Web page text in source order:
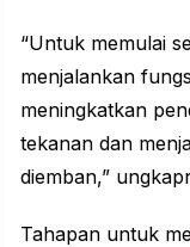
“Untuk memulai
menjalankan
meningkatkan
tekanan dan
diemban,”
Tahapan untuk